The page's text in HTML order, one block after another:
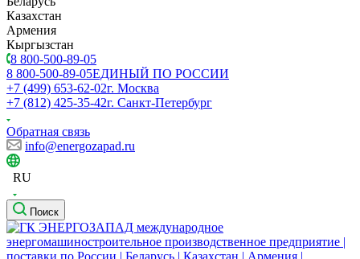
Казахстан
Армения
Кыргызстан
8 800-500-89-05
8 800-500-89-05ЕДИНЫЙ ПО РОССИИ
+7 (499) 653-62-02г. Москва
+7 (812) 425-35-42г. Санкт-Петербург
Обратная связь
info@energozapad.ru
RU
Поиск